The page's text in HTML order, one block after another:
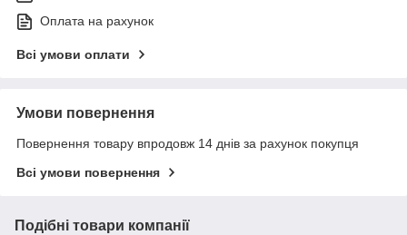
Оплата на рахунок
Всі умови оплати
Умови повернення
Повернення товару впродовж 14 днів за рахунок покупця
Всі умови повернення
Подібні товари компанії